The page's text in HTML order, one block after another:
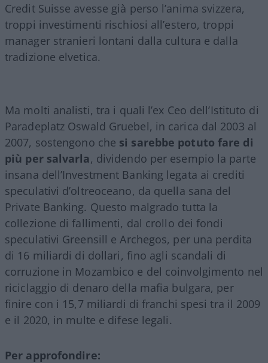
Credit Suisse avesse già perso l’anima svizzera,
troppi investimenti rischiosi all’estero, troppi
manager stranieri lontani dalla cultura e dalla
tradizione elvetica.
Ma molti analisti, tra i quali l’ex Ceo dell’Istituto di
Paradeplatz Oswald Gruebel, in carica dal 2003 al
2007, sostengono che si sarebbe potuto fare di
più per salvarla, dividendo per esempio la parte
insana dell’Investment Banking legata ai crediti
speculativi d’oltreoceano, da quella sana del
Private Banking. Questo malgrado tutta la
collezione di fallimenti, dal crollo dei fondi
speculativi Greensill e Archegos, per una perdita
di 16 miliardi di dollari, fino agli scandali di
corruzione in Mozambico e del coinvolgimento nel
riciclaggio di denaro della mafia bulgara, per
finire con i 15,7 miliardi di franchi spesi tra il 2009
e il 2020, in multe e difese legali.
Per approfondire: